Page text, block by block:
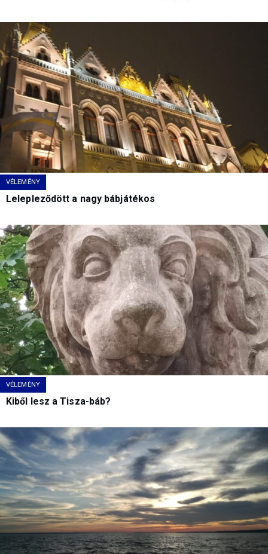
VÉLEMÉNY
Lelepleződött a nagy bábjátékos
VÉLEMÉNY
Kiből lesz a Tisza-báb?